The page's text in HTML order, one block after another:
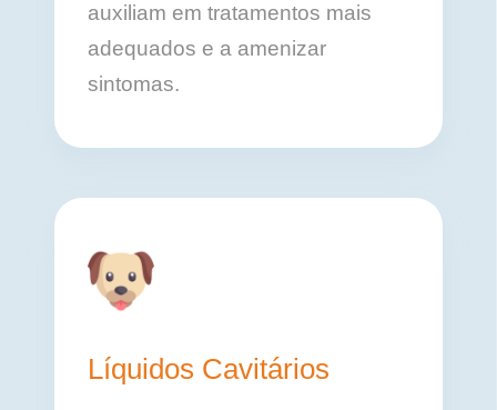
auxiliam em tratamentos mais
adequados e a amenizar
sintomas.
Líquidos Cavitários